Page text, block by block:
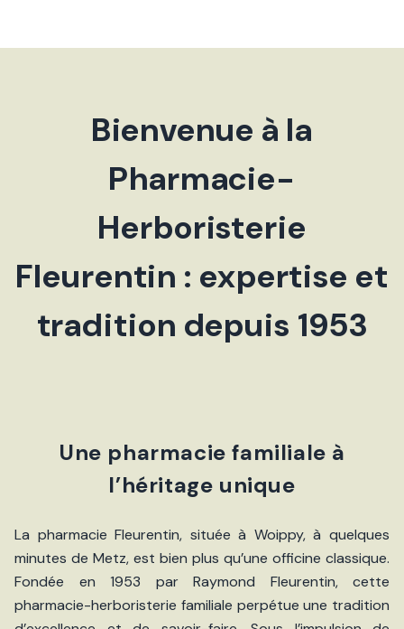
Bienvenue à la
Pharmacie-
Herboristerie
Fleurentin : expertise et
tradition depuis 1953
Une pharmacie familiale à
l’héritage unique
La pharmacie Fleurentin, située à Woippy, à quelques
minutes de Metz, est bien plus qu’une officine classique.
Fondée en 1953 par Raymond Fleurentin, cette
pharmacie-herboristerie familiale perpétue une tradition